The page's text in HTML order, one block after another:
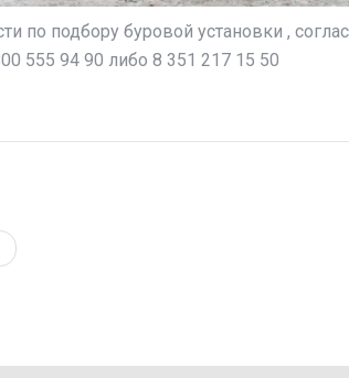
по подбору буровой установки ,
555 94 90 либо 8 351 217 15 50